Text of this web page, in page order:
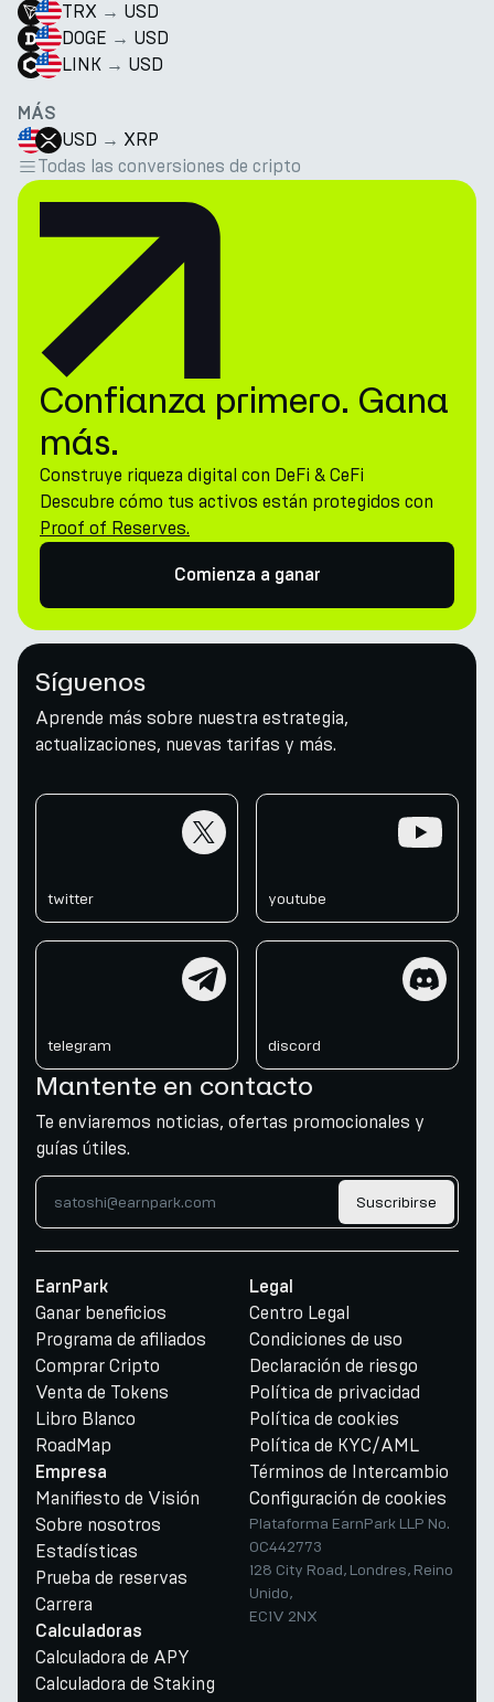
TRX → USD
DOGE → USD
LINK → USD
MÁS
USD → XRP
Todas las conversiones de cripto
Confianza primero. Gana
más.
Construye riqueza digital con DeFi & CeFi
Descubre cómo tus activos están protegidos con
Proof of Reserves.
Comienza a ganar
Síguenos
Aprende más sobre nuestra estrategia,
actualizaciones, nuevas tarifas y más.
twitter youtube
telegram discord
Mantente en contacto
Te enviaremos noticias, ofertas promocionales y
guías útiles.
Suscribirse
EarnPark
Ganar beneficios
Programa de afiliados
Comprar Cripto
Venta de Tokens
Libro Blanco
RoadMap
Empresa
Manifiesto de Visión
Sobre nosotros
Estadísticas
Prueba de reservas
Carrera
Calculadoras
Calculadora de APY
Calculadora de Staking
Legal
Centro Legal
Condiciones de uso
Declaración de riesgo
Política de privacidad
Política de cookies
Política de KYC/AML
Términos de Intercambio
Configuración de cookies
Plataforma EarnPark LLP No.
OC442773
128 City Road, Londres, Reino
Unido,
EC1V 2NX